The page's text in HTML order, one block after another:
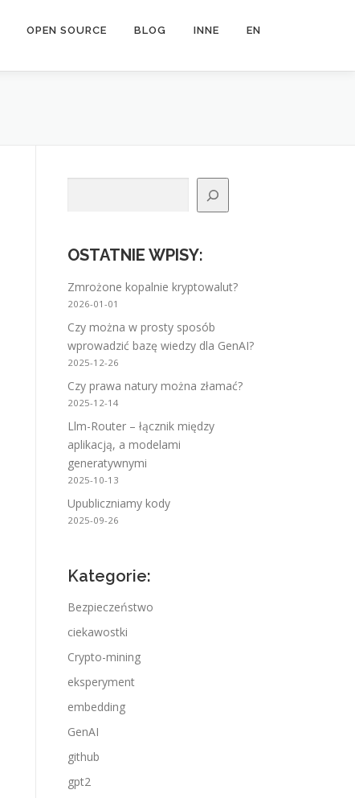
OPEN SOURCE BLOG INNE EN
OSTATNIE WPISY:
Zmrożone kopalnie kryptowalut?
2026-01-01
Czy można w prosty sposób
wprowadzić bazę wiedzy dla GenAI?
2025-12-26
Czy prawa natury można złamać?
2025-12-14
Llm-Router – łącznik między
aplikacją, a modelami
generatywnymi
2025-10-13
Upubliczniamy kody
2025-09-26
Kategorie:
Bezpieczeństwo
ciekawostki
Crypto-mining
eksperyment
embedding
GenAI
github
gpt2